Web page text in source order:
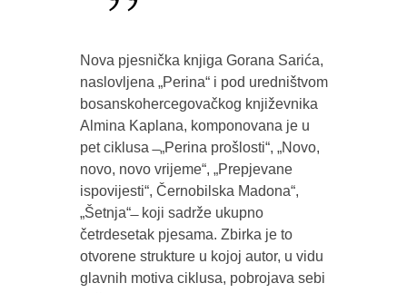
Nova pjesnička knjiga Gorana Sarića,
naslovljena „Perina“ i pod uredništvom
bosanskohercegovačkog književnika
Almina Kaplana, komponovana je u
pet ciklusa ̶ „Perina prošlosti“, „Novo,
novo, novo vrijeme“, „Prepjevane
ispovijesti“, Černobilska Madona“,
„Šetnja“ ̶ koji sadrže ukupno
četrdesetak pjesama. Zbirka je to
otvorene strukture u kojoj autor, u vidu
glavnih motiva ciklusa, pobrojava sebi